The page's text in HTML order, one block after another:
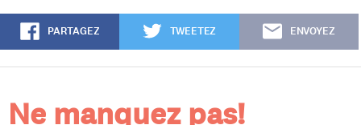
PARTAGEZ TWEETEZ ENVOYEZ
Ne manquez pas!